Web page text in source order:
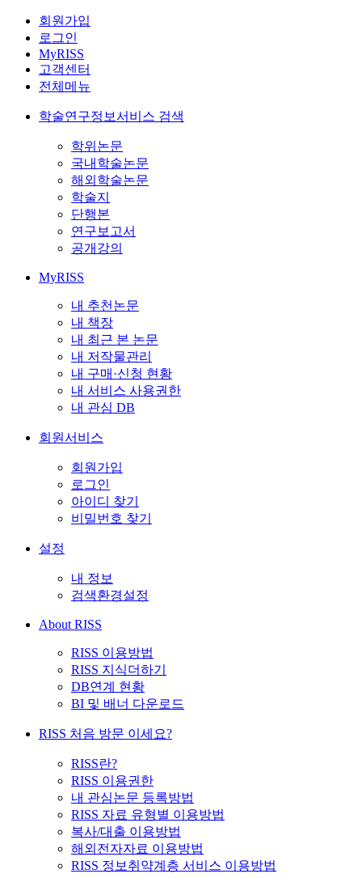
회원가입
로그인
MyRISS
고객센터
전체메뉴
학술연구정보서비스 검색
학위논문
국내학술논문
해외학술논문
학술지
단행본
연구보고서
공개강의
MyRISS
내 추천논문
내 책장
내 최근 본 논문
내 저작물관리
내 구매·신청 현황
내 서비스 사용권한
내 관심 DB
회원서비스
회원가입
로그인
아이디 찾기
비밀번호 찾기
설정
내 정보
검색환경설정
About RISS
RISS 이용방법
RISS 지식더하기
DB연계 현황
BI 및 배너 다운로드
RISS 처음 방문 이세요?
RISS란?
RISS 이용권한
내 관심논문 등록방법
RISS 자료 유형별 이용방법
복사/대출 이용방법
해외전자자료 이용방법
RISS 정보취약계층 서비스 이용방법